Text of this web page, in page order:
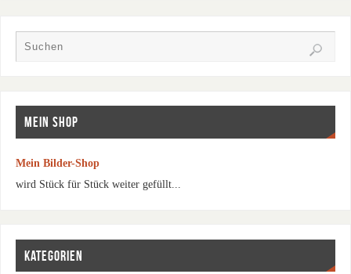
MEIN SHOP
Mein Bilder-Shop
wird Stück für Stück weiter gefüllt...
KATEGORIEN